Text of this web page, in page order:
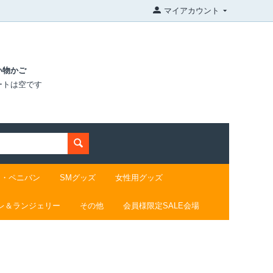
マイアカウント
物かご
トは空です
ペニバン SMグッズ 女性用グッズ
＆ランジェリー その他 会員様限定SALE会場